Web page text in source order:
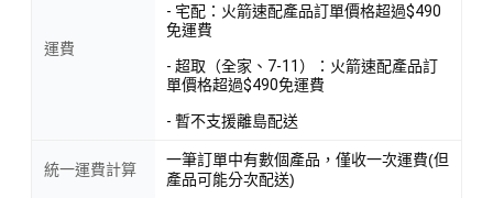
運費
- 宅配：火箭速配產品訂單價格超過$490
免運費
- 超取（全家、7-11）：火箭速配產品訂
單價格超過$490免運費
- 暫不支援離島配送
統一運費計算
一筆訂單中有數個產品，僅收一次運費(但
產品可能分次配送)